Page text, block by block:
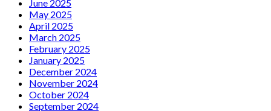
June 2025
May 2025
April 2025
March 2025
February 2025
January 2025
December 2024
November 2024
October 2024
September 2024